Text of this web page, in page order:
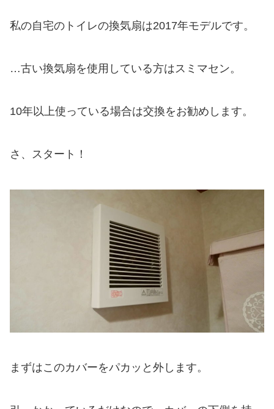
私の自宅のトイレの換気扇は2017年モデルです。
…古い換気扇を使用している方はスミマセン。
10年以上使っている場合は交換をお勧めします。
さ、スタート！
まずはこのカバーをパカッと外します。